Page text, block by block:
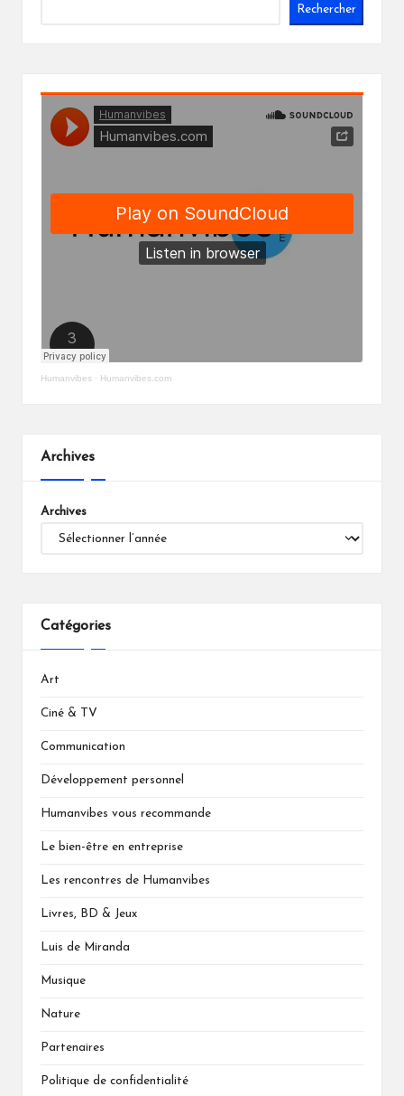
Rechercher
Humanvibes · Humanvibes.com
Archives
Archives
Catégories
Art
Ciné & TV
Communication
Développement personnel
Humanvibes vous recommande
Le bien-être en entreprise
Les rencontres de Humanvibes
Livres, BD & Jeux
Luis de Miranda
Musique
Nature
Partenaires
Politique de confidentialité